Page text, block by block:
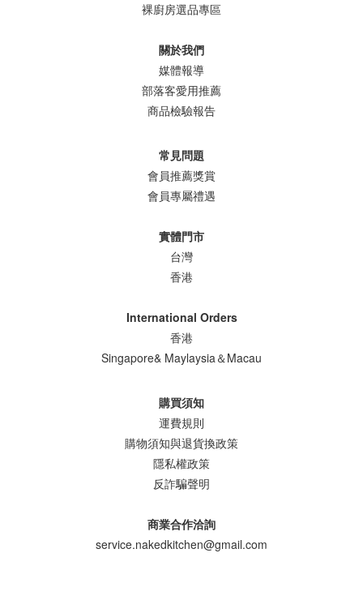
裸廚房選品專區
關於我們
媒體報導
部落客愛用推薦
商品檢驗報告
常見問題
會員推薦獎賞
會員專屬禮遇
實體門市
台灣
香港
International Orders
香港
Singapore& Maylaysia＆Macau
購買須知
運費規則
購物須知與退貨換政策
隱私權政策
反詐騙聲明
商業合作洽詢
service.nakedkitchen@gmail.com